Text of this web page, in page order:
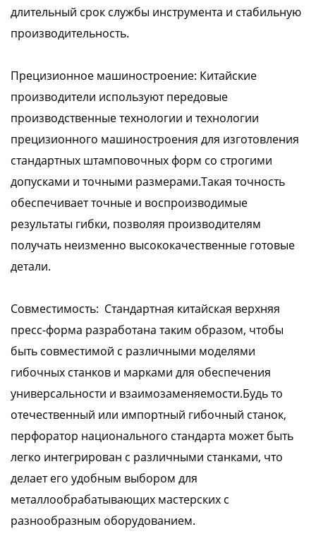
длительный срок службы инструмента и стабильную
производительность.
Прецизионное машиностроение: Китайские
производители используют передовые
производственные технологии и технологии
прецизионного машиностроения для изготовления
стандартных штамповочных форм со строгими
допусками и точными размерами.Такая точность
обеспечивает точные и воспроизводимые
результаты гибки, позволяя производителям
получать неизменно высококачественные готовые
детали.
Совместимость: Стандартная китайская верхняя
пресс-форма разработана таким образом, чтобы
быть совместимой с различными моделями
гибочных станков и марками для обеспечения
универсальности и взаимозаменяемости.Будь то
отечественный или импортный гибочный станок,
перфоратор национального стандарта может быть
легко интегрирован с различными станками, что
делает его удобным выбором для
металлообрабатывающих мастерских с
разнообразным оборудованием.